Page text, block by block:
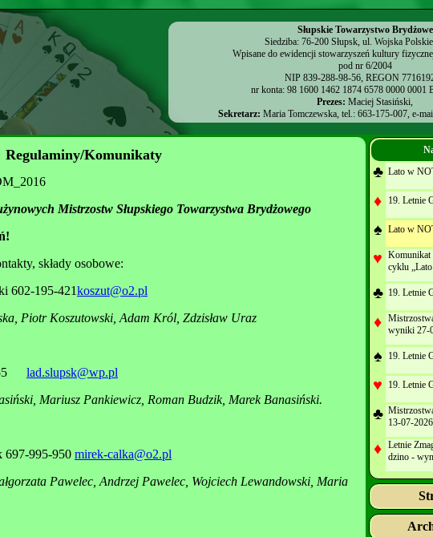
Słupskie Towarzystwo Brydżowe
Siedziba: 76-200 Słupsk, ul. Wojska
Wpisane do ewidencji stowarzyszeń kultury
pod nr 6/2004
NIP 839-288-98-56, REGON
nr konta: 98 1600 1462 1874 6578 0000 0001
Prezes: Maciej Stasiński,
Sekretarz: Maria Tomczewska, tel.: 663-175-007, e-
Regulaminy/Komunikaty
Mistrzostw Słupskiego Towarzystwa Brydżowego
składy osobowe:
602-195-421koszut@o2.pl
Piotr Koszutowski, Adam Król, Zdzisław Uraz
lad.slupsk@wp.pl
Mariusz Pankiewicz, Roman Budzik, Marek Banasiński.
995-950 mirek-calka@o2.pl
Pawelec, Andrzej Pawelec, Wojciech Lewandowski, Maria
♣ Lato w
♦ 19. Letnie
♠ Lato w
♥ Komunikat
cyklu
♣ 19. Letnie
♦ wyniki 27-
♠ 19. Letnie
♥ 19. Letnie
♣ 13-07-2026
♦ Letnie
dzino -